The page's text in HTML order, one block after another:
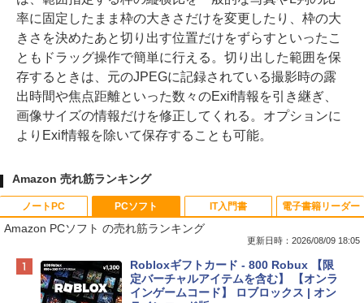
率に固定したまま枠の大きさだけを変更したり、枠の大
きさを決めたあと切り出す位置だけをずらすといったこ
ともドラッグ操作で簡単に行える。切り出した範囲を保
存するときは、元のJPEGに記録されている撮影時の露
出時間や焦点距離といった数々のExif情報を引き継ぎ、
画像サイズの情報だけを修正してくれる。オプションに
よりExif情報を除いて保存することも可能。
Amazon 売れ筋ランキング
ノートPC
Apple 2026 MacBook Neo A18 Proチッ
プ搭載13インチノートブック：AIとAppl
e Intelligenceのために設計、Liquid Ret
PCソフト
Amazon PCソフト の売れ筋ランキング
更新日時：2026/08/09 18:05
Robloxギフトカード - 800 Robux 【限
定バーチャルアイテムを含む】 【オンラ
インゲームコード】 ロブロックス | オン
IT入門書 電子書籍リーダー